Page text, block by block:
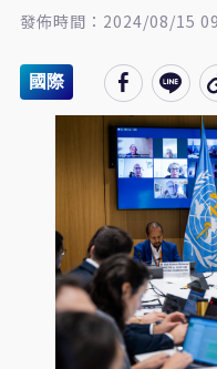
發佈時間：2024/08/15
國際